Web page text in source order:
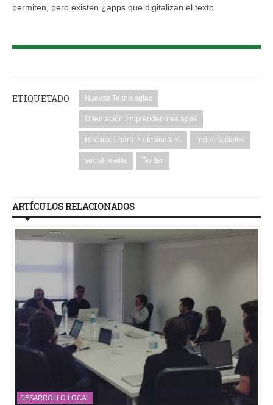
permiten, pero existen ¿apps que digitalizan el texto
ETIQUETADO Nuevas Tecnologias
Orientación Emprendedores apps
Recursos para Profesionales redes sociales
social media Twitter
ARTÍCULOS RELACIONADOS
DESARROLLO LOCAL